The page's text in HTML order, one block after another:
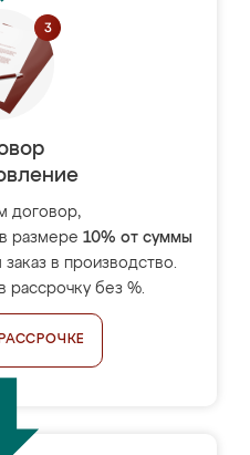
договор,
размере 10% от суммы
в производство.
рассрочку без %.